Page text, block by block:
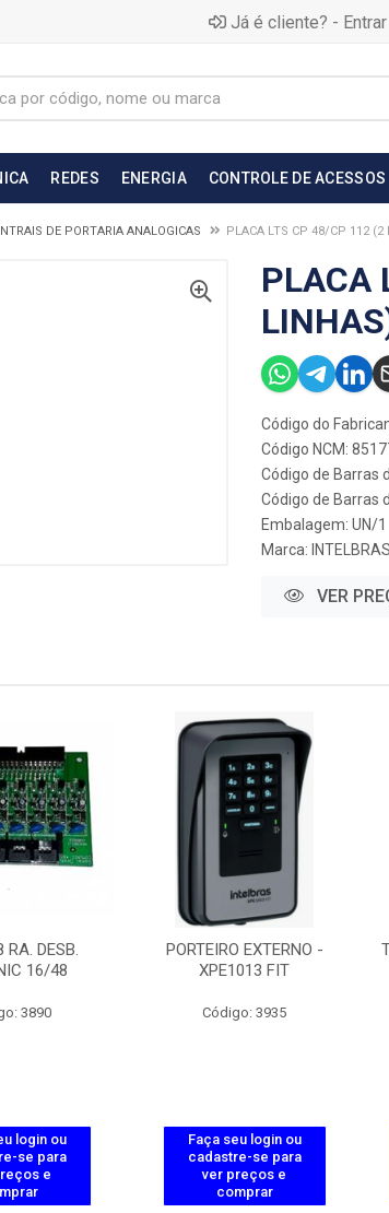
Já é cliente? - Entrar
REDES ENERGIA CONTROLE DE ACESSOS
DE PORTARIA ANALOGICAS PLACA LTS CP 48/CP 112 (2
PLACA
Código do
Código NCM:
Código de Barras
Código de Barras
Embalagem: UN/1
Marca: INTELBRAS
VER
RA. DESB.
16/48
3890
login ou
se para
e
PORTEIRO EXTERNO -
XPE1013 FIT
Código: 3935
Faça seu login ou
cadastre-se para
ver preços e
comprar